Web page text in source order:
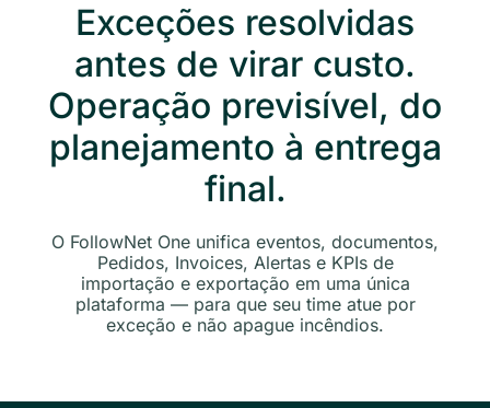
Exceções resolvidas
antes de virar custo.
Operação previsível, do
planejamento à entrega
final.
O FollowNet One unifica eventos, documentos,
Pedidos, Invoices, Alertas e KPIs de
importação e exportação em uma única
plataforma — para que seu time atue por
exceção e não apague incêndios.